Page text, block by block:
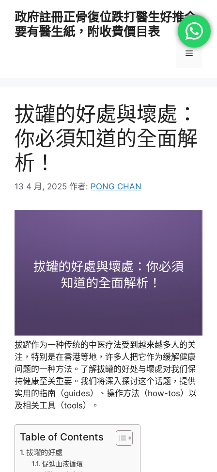
政府註冊正骨復位跌打醫生好推介
要有醫生紙，附收費價目表
選
拔罐的好處與壞處：
你必須知道的全面解
析！
13 4 月, 2025 作者: PONG CHAN
拔罐作为一种传统的中医疗法受到越来越多人的关
注，特别是在香港等地，许多人把它作为缓解健康
问题的一种方法。了解拔罐的好处与壞處对我们保
持健康至关重要。我们将深入探讨这个话题，提供
实用的指南（guides）、操作方法（how-tos）以
及相关工具（tools）。
Table of Contents
拔罐的好處
促進血液循環